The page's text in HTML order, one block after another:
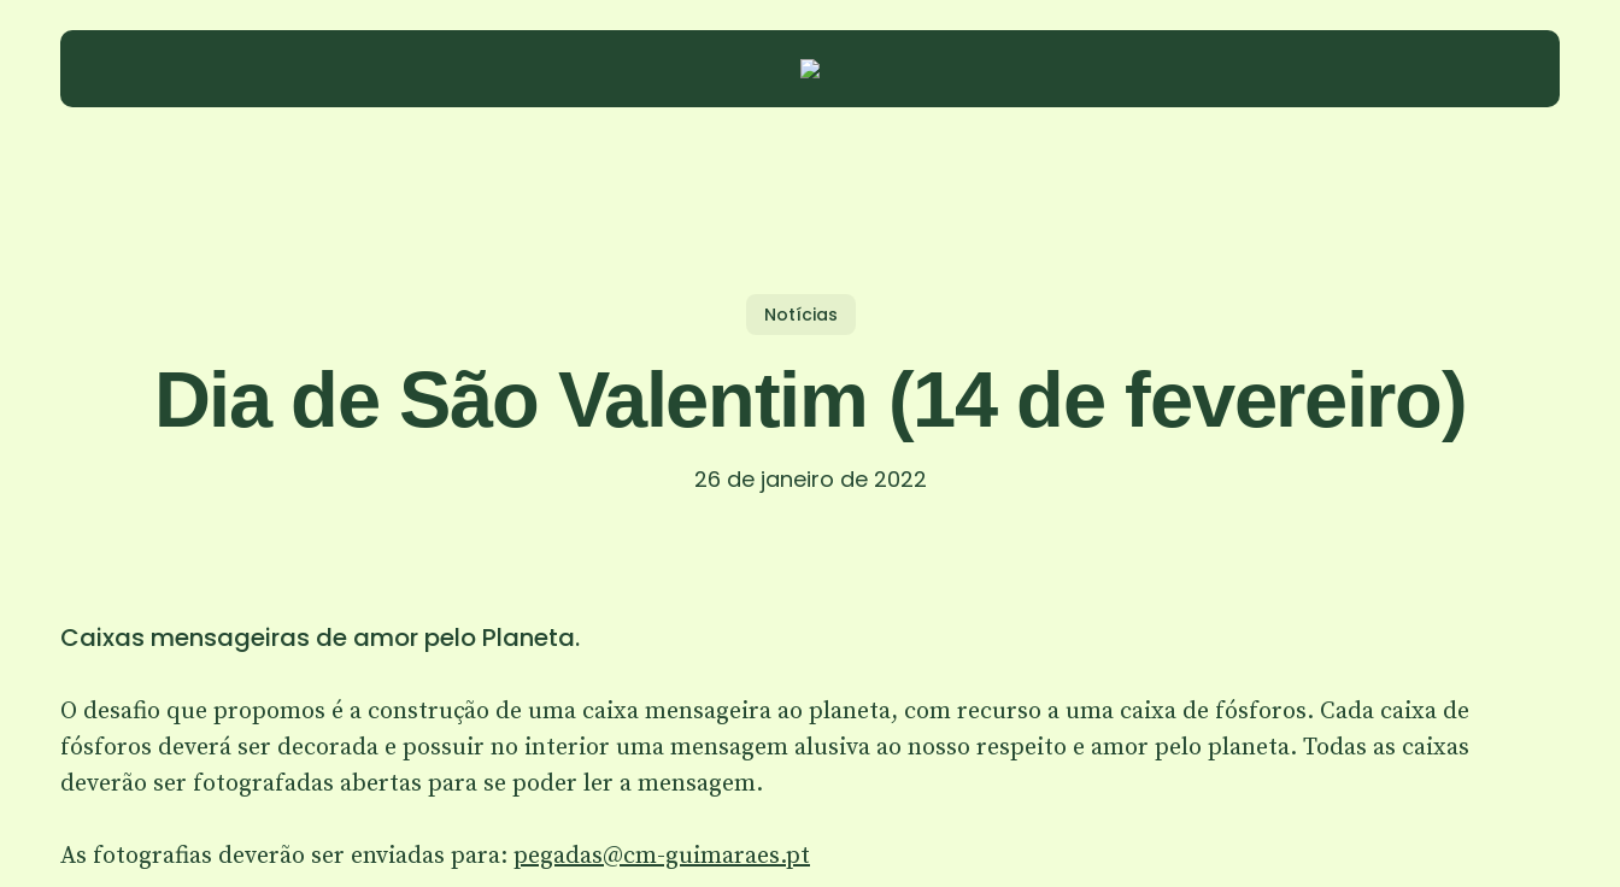
Notícias
Dia de São Valentim (14 de fevereiro)
26 de janeiro de 2022
Caixas mensageiras de amor pelo Planeta.
O desafio que propomos é a construção de uma caixa mensageira ao planeta, com recurso a uma caixa de fósforos. Cada caixa de
fósforos deverá ser decorada e possuir no interior uma mensagem alusiva ao nosso respeito e amor pelo planeta. Todas as caixas
deverão ser fotografadas abertas para se poder ler a mensagem.
As fotografias deverão ser enviadas para: pegadas@cm-guimaraes.pt